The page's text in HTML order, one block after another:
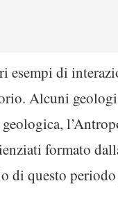
esempi di
Alcuni geologi
formato
di questo